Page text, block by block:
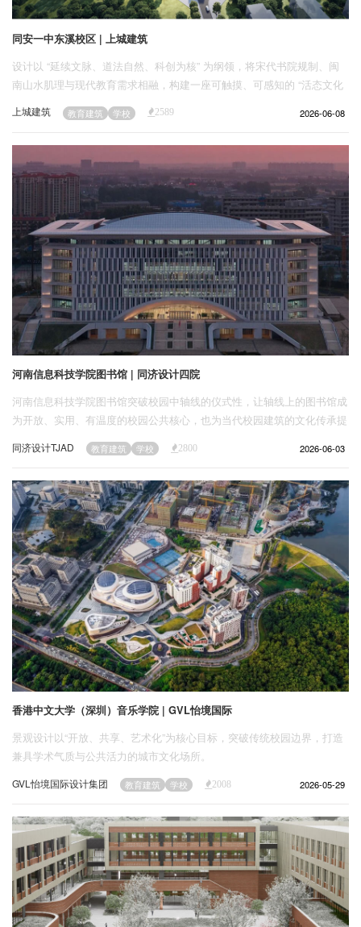
同安一中东溪校区 | 上城建筑
设计以 “延续文脉、道法自然、科创为核” 为纲领，将宋代书院规制、闽
南山水肌理与现代教育需求相融，构建一座可触摸、可感知的 “活态文化
上城建筑 教育建筑 学校 2589 2026-06-08
河南信息科技学院图书馆 | 同济设计四院
河南信息科技学院图书馆突破校园中轴线的仪式性，让轴线上的图书馆成
为开放、实用、有温度的校园公共核心，也为当代校园建筑的文化传承提
供了可参考的实践样本。
同济设计TJAD 教育建筑 学校 2800 2026-06-03
香港中文大学（深圳）音乐学院 | GVL怡境国际
景观设计以“开放、共享、艺术化”为核心目标，突破传统校园边界，打造
兼具学术气质与公共活力的城市文化场所。
GVL怡境国际设计集团 教育建筑 学校 2008 2026-05-29